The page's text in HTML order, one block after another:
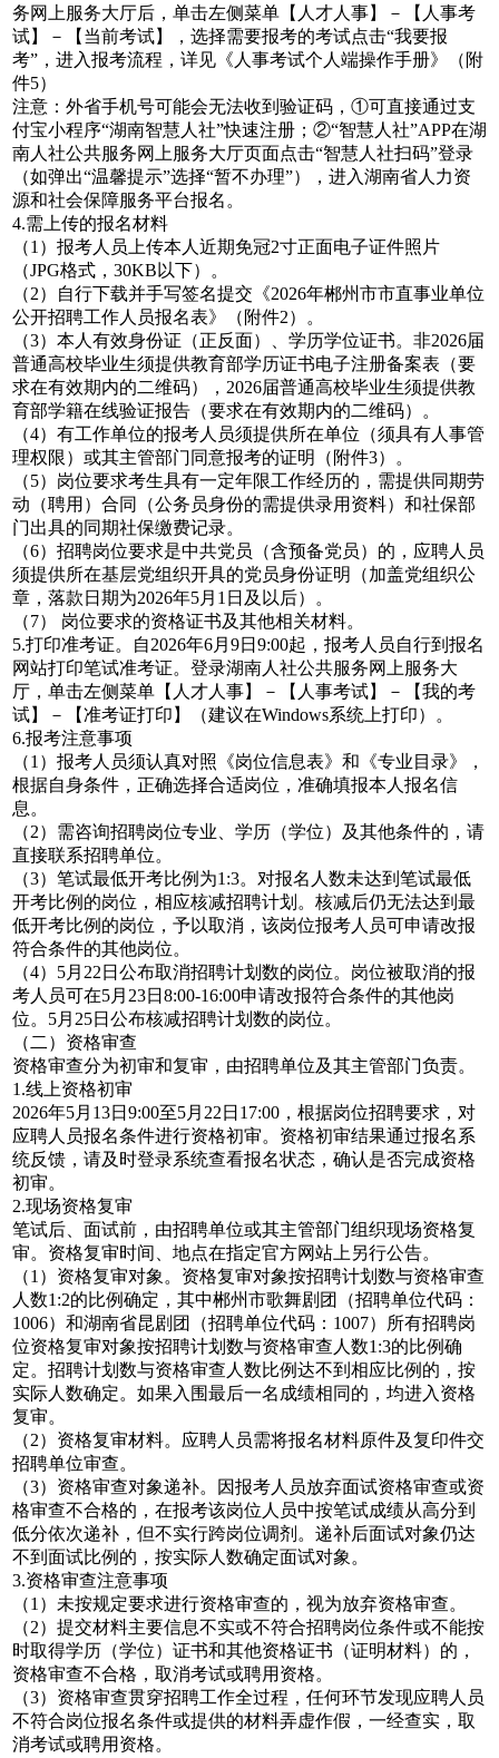
务网上服务大厅后，单击左侧菜单【人才人事】－【人事考
试】－【当前考试】，选择需要报考的考试点击“我要报
考”，进入报考流程，详见《人事考试个人端操作手册》（附
件5）
注意：外省手机号可能会无法收到验证码，①可直接通过支
付宝小程序“湖南智慧人社”快速注册；②“智慧人社”APP在湖
南人社公共服务网上服务大厅页面点击“智慧人社扫码”登录
（如弹出“温馨提示”选择“暂不办理”），进入湖南省人力资
源和社会保障服务平台报名。
4.需上传的报名材料
（1）报考人员上传本人近期免冠2寸正面电子证件照片
（JPG格式，30KB以下）。
（2）自行下载并手写签名提交《2026年郴州市市直事业单位
公开招聘工作人员报名表》（附件2）。
（3）本人有效身份证（正反面）、学历学位证书。非2026届
普通高校毕业生须提供教育部学历证书电子注册备案表（要
求在有效期内的二维码），2026届普通高校毕业生须提供教
育部学籍在线验证报告（要求在有效期内的二维码）。
（4）有工作单位的报考人员须提供所在单位（须具有人事管
理权限）或其主管部门同意报考的证明（附件3）。
（5）岗位要求考生具有一定年限工作经历的，需提供同期劳
动（聘用）合同（公务员身份的需提供录用资料）和社保部
门出具的同期社保缴费记录。
（6）招聘岗位要求是中共党员（含预备党员）的，应聘人员
须提供所在基层党组织开具的党员身份证明（加盖党组织公
章，落款日期为2026年5月1日及以后）。
（7） 岗位要求的资格证书及其他相关材料。
5.打印准考证。自2026年6月9日9:00起，报考人员自行到报名
网站打印笔试准考证。登录湖南人社公共服务网上服务大
厅，单击左侧菜单【人才人事】－【人事考试】－【我的考
试】－【准考证打印】（建议在Windows系统上打印）。
6.报考注意事项
（1）报考人员须认真对照《岗位信息表》和《专业目录》，
根据自身条件，正确选择合适岗位，准确填报本人报名信
息。
（2）需咨询招聘岗位专业、学历（学位）及其他条件的，请
直接联系招聘单位。
（3）笔试最低开考比例为1:3。对报名人数未达到笔试最低
开考比例的岗位，相应核减招聘计划。核减后仍无法达到最
低开考比例的岗位，予以取消，该岗位报考人员可申请改报
符合条件的其他岗位。
（4）5月22日公布取消招聘计划数的岗位。岗位被取消的报
考人员可在5月23日8:00-16:00申请改报符合条件的其他岗
位。5月25日公布核减招聘计划数的岗位。
（二）资格审查
资格审查分为初审和复审，由招聘单位及其主管部门负责。
1.线上资格初审
2026年5月13日9:00至5月22日17:00，根据岗位招聘要求，对
应聘人员报名条件进行资格初审。资格初审结果通过报名系
统反馈，请及时登录系统查看报名状态，确认是否完成资格
初审。
2.现场资格复审
笔试后、面试前，由招聘单位或其主管部门组织现场资格复
审。资格复审时间、地点在指定官方网站上另行公告。
（1）资格复审对象。资格复审对象按招聘计划数与资格审查
人数1:2的比例确定，其中郴州市歌舞剧团（招聘单位代码：
1006）和湖南省昆剧团（招聘单位代码：1007）所有招聘岗
位资格复审对象按招聘计划数与资格审查人数1:3的比例确
定。招聘计划数与资格审查人数比例达不到相应比例的，按
实际人数确定。如果入围最后一名成绩相同的，均进入资格
复审。
（2）资格复审材料。应聘人员需将报名材料原件及复印件交
招聘单位审查。
（3）资格审查对象递补。因报考人员放弃面试资格审查或资
格审查不合格的，在报考该岗位人员中按笔试成绩从高分到
低分依次递补，但不实行跨岗位调剂。递补后面试对象仍达
不到面试比例的，按实际人数确定面试对象。
3.资格审查注意事项
（1）未按规定要求进行资格审查的，视为放弃资格审查。
（2）提交材料主要信息不实或不符合招聘岗位条件或不能按
时取得学历（学位）证书和其他资格证书（证明材料）的，
资格审查不合格，取消考试或聘用资格。
（3）资格审查贯穿招聘工作全过程，任何环节发现应聘人员
不符合岗位报名条件或提供的材料弄虚作假，一经查实，取
消考试或聘用资格。